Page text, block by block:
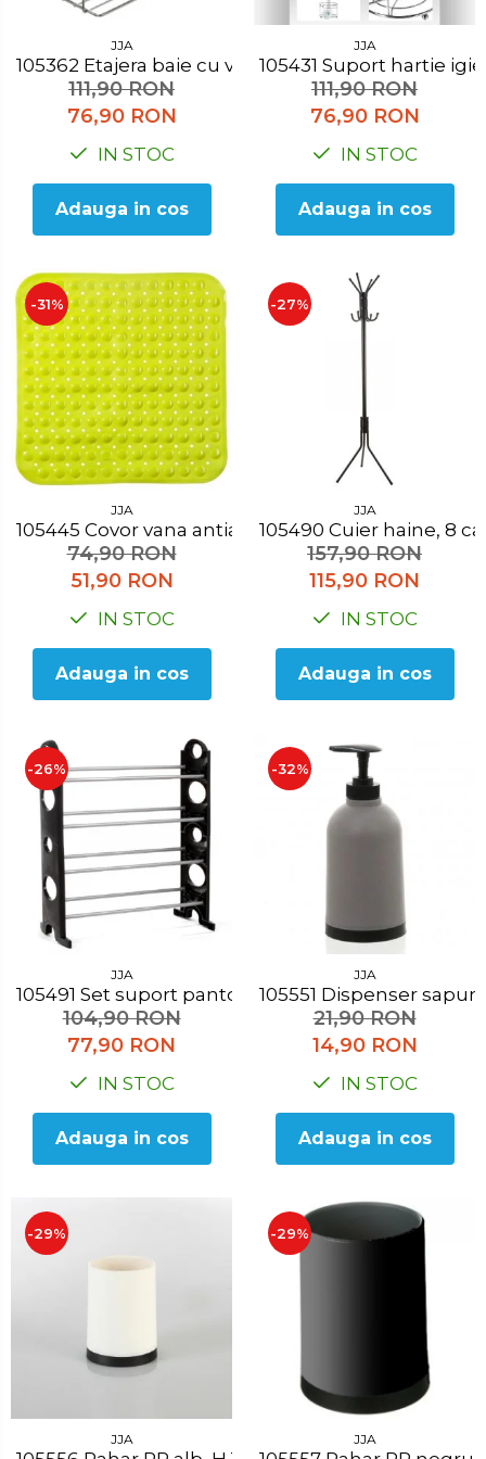
JJA
105362 Etajera baie cu ventuza
111,90 RON
76,90 RON
IN STOC
Adauga in cos
JJA
105431 Suport hartie
111,90 RON
76,90 RON
IN STOC
Adauga in cos
-31%
JJA
105445 Covor vana antialunecare verde
74,90 RON
51,90 RON
IN STOC
Adauga in cos
-27%
JJA
105490 Cuier haine, 8
157,90 RON
115,90 RON
IN STOC
Adauga in cos
-26%
JJA
105491 Set suport pantofi, 65x20x64 cm
104,90 RON
77,90 RON
IN STOC
Adauga in cos
-32%
JJA
105551 Dispenser
21,90 RON
14,90 RON
IN STOC
Adauga in cos
-29%
JJA
-29%
JJA